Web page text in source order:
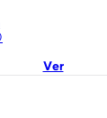
Ver